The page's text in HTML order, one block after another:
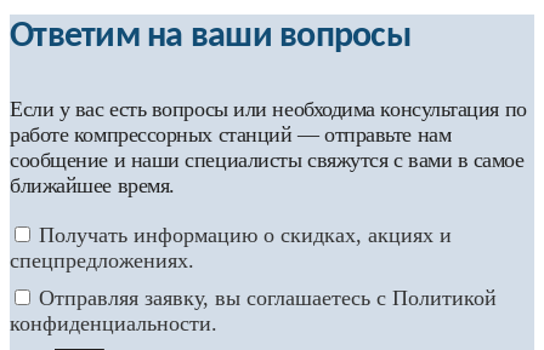
Ответим на ваши вопросы
Если у вас есть вопросы или необходима консультация по
работе компрессорных станций — отправьте нам
сообщение и наши специалисты свяжутся с вами в самое
ближайшее время.
Получать информацию о скидках, акциях и
спецпредложениях.
Отправляя заявку, вы соглашаетесь с Политикой
конфиденциальности.